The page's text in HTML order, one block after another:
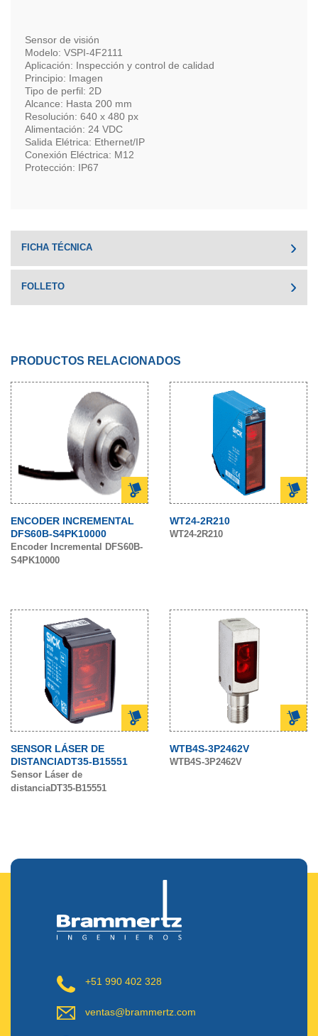
Sensor de visión
Modelo: VSPI-4F2111
Aplicación: Inspección y control de calidad
Principio: Imagen
Tipo de perfil: 2D
Alcance: Hasta 200 mm
Resolución: 640 x 480 px
Alimentación: 24 VDC
Salida Elétrica: Ethernet/IP
Conexión Eléctrica: M12
Protección: IP67
FICHA TÉCNICA
FOLLETO
PRODUCTOS RELACIONADOS
ENCODER INCREMENTAL
DFS60B-S4PK10000
Encoder Incremental DFS60B-
S4PK10000
WT24-2R210
WT24-2R210
SENSOR LÁSER DE
DISTANCIADT35-B15551
Sensor Láser de
distanciaDT35-B15551
WTB4S-3P2462V
WTB4S-3P2462V
+51 990 402 328
ventas@brammertz.com